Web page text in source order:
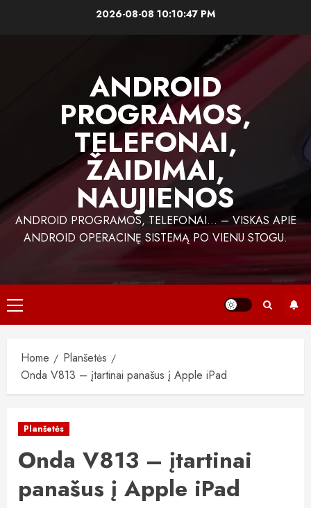
2026-08-08 10:10:48 PM
ANDROID
PROGRAMOS,
TELEFONAI,
ŽAIDIMAI,
NAUJIENOS
ANDROID PROGRAMOS, TELEFONAI… – VISKAS APIE
ANDROID OPERACINĘ SISTEMĄ PO VIENU STOGU.
Primary
Menu
Home
Planšetės
Onda V813 – įtartinai panašus į Apple iPad
Planšetės
Onda V813 – įtartinai
panašus į Apple iPad